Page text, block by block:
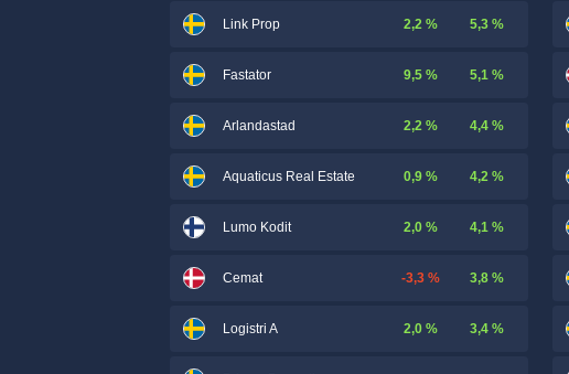
Link Prop 2,2 % 5,3 %
Fastator 9,5 % 5,1 %
Arlandastad 2,2 % 4,4 %
Aquaticus Real Estate 0,9 % 4,2 %
Lumo Kodit 2,0 % 4,1 %
Cemat -3,3 % 3,8 %
Logistri A 2,0 % 3,4 %